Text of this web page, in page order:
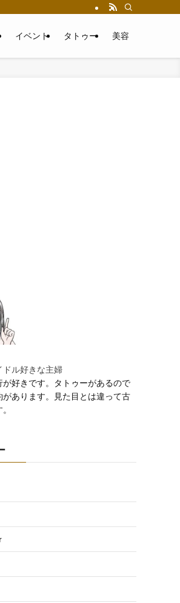
イベント タトゥー 美容
ドル好きな主婦
が好きです。タトゥーがあるので
があります。見た目とは違って古